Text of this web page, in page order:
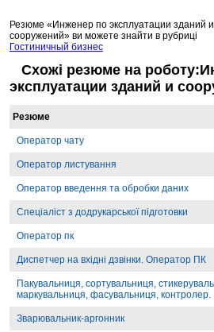
Резюме «Инженер по эксплуатации зданий и
сооружений» ви можете знайти в рубриці
Гостиничный бизнес
Схожі резюме на
эксплуатации зданий и
Резюме
Оператор чату
Оператор листування
Оператор введення та обробки даних
Спеціаліст з додрукарської підготовки
Оператор пк
Диспетчер на вхідні дзвінки. Оператор ПК
Пакувальниця, сортувальниця,
маркувальниця, фасувальниця, контролер.
Зварювальник-аргонник